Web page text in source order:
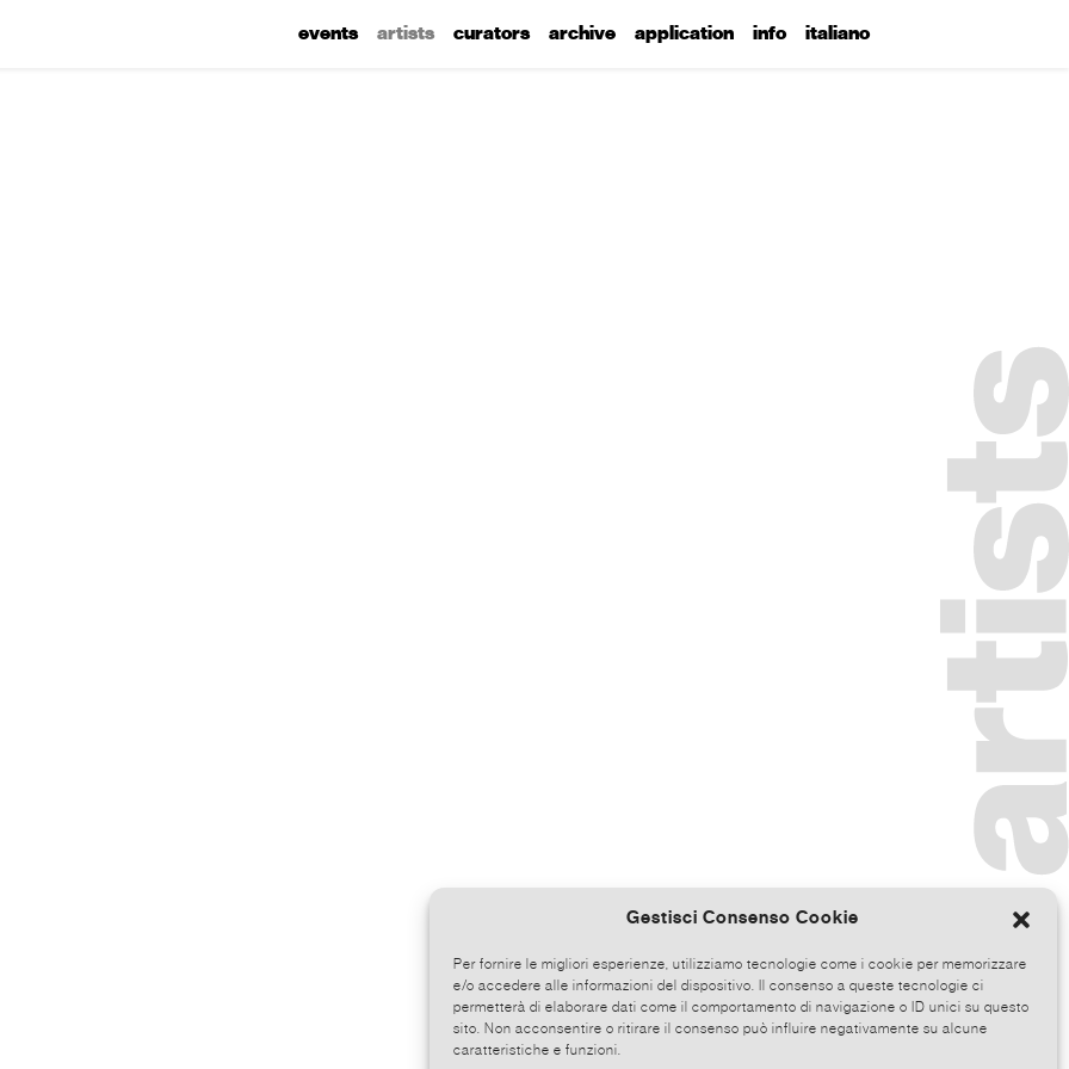
Gestisci Consenso Cookie
Per fornire le migliori esperienze, utilizziamo tecnologie come i cookie per memorizzare
e/o accedere alle informazioni del dispositivo. Il consenso a queste tecnologie ci
permetterà di elaborare dati come il comportamento di navigazione o ID unici su questo
sito. Non acconsentire o ritirare il consenso può influire negativamente su alcune
caratteristiche e funzioni.
events artists curators archive application info italiano